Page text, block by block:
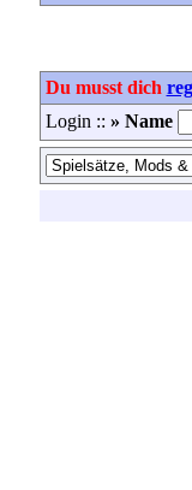
Du musst dich
Login :: » Name